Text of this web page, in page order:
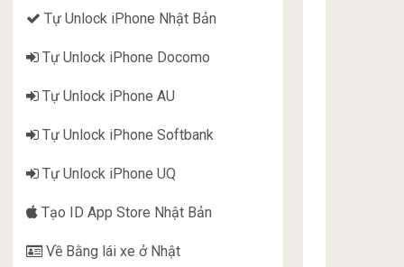
Tự Unlock iPhone Nhật Bản
Tự Unlock iPhone Docomo
Tự Unlock iPhone AU
Tự Unlock iPhone Softbank
Tự Unlock iPhone UQ
Tạo ID App Store Nhật Bản
Về Bằng lái xe ở Nhật